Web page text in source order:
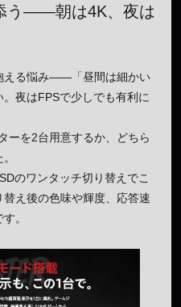
う――朝は4K、夜は
える悩み――「昼間は細かい
夜はFPSで少しでも有利に
ーを2台用意するか、どちら
のワンタッチ切り替えでこ
え後の色味や輝度、応答速
。